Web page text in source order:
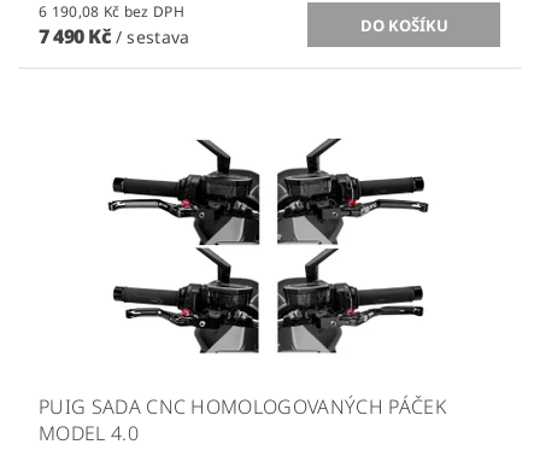
6 190,08 Kč bez DPH
7 490 Kč / sestava
PUIG SADA CNC HOMOLOGOVANÝCH PÁČEK
MODEL 4.0